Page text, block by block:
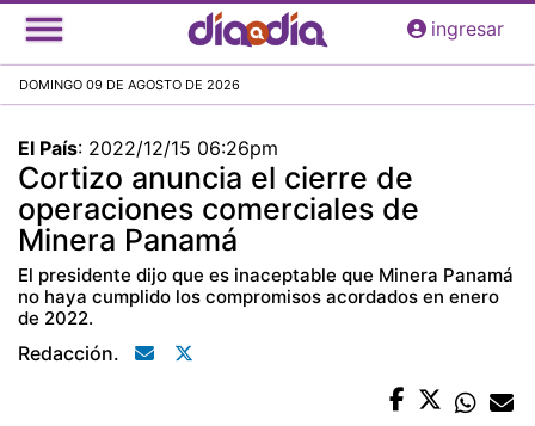
Pasar
al
principal
ingresar
DOMINGO 09 DE AGOSTO DE 2026
El País: 2022/12/15 06:26pm
Cortizo anuncia el cierre de
operaciones comerciales de
Minera Panamá
El presidente dijo que es inaceptable que Minera Panamá
no haya cumplido los compromisos acordados en enero
de 2022.
Redacción.